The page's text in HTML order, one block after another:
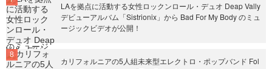
LAを拠点に活動する女性ロックンロール・デュオ Deap Vally
デビューアルバム「Sistrionix」から Bad For My Body のミュ
ージックビデオが公開！
カリフォルニアの5人組未来型エレクトロ・ポップバンド Fol